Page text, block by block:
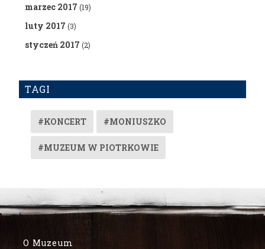
marzec 2017 (19)
luty 2017 (3)
styczeń 2017 (2)
TAGI
#KONCERT #MONIUSZKO
#MUZEUM W PIOTRKOWIE
O Muzeum